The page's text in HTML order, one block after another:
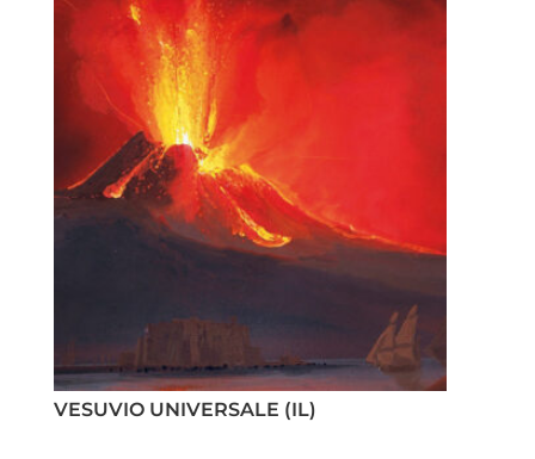
VESUVIO UNIVERSALE (IL)